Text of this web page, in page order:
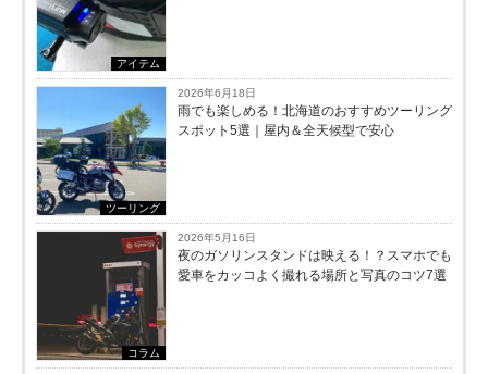
アイテム
ツーリング
2026年6月18日
雨でも楽しめる！北海道のおすすめツーリング
スポット5選｜屋内＆全天候型で安心
コラム
2026年5月16日
夜のガソリンスタンドは映える！？スマホでも
愛車をカッコよく撮れる場所と写真のコツ7選